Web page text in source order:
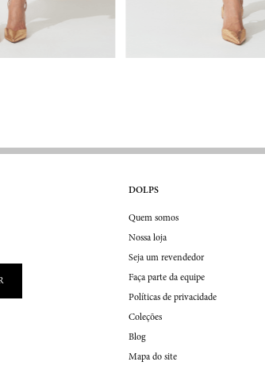
DOLPS
Quem somos
Nossa loja
Seja um revendedor
Faça parte da equipe
Políticas de privacidade
Coleções
Blog
Mapa do site